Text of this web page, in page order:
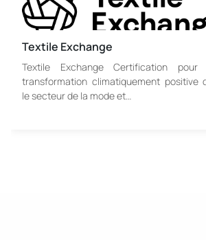
Textile Exchange
Textile Exchange Certification pour
transformation climatiquement positive
le secteur de la mode et…